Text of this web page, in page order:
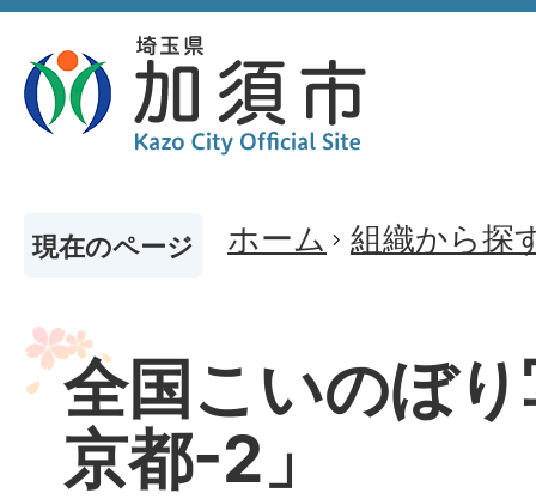
現在のページ ホーム 組織から探
全国こいのぼ
京都-2」